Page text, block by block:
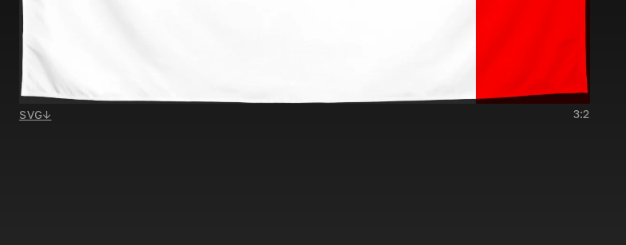
SVG↓ 3:2